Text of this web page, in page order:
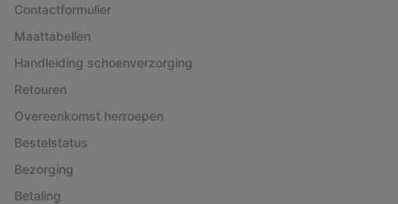
Contactformulier
Maattabellen
Handleiding schoenverzorging
Retouren
Overeenkomst herroepen
Bestelstatus
Bezorging
Betaling